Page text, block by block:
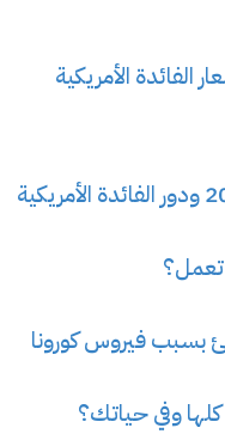
الأمريكية
تعمل؟
بسبب فيروس كورونا
وفي حياتك؟